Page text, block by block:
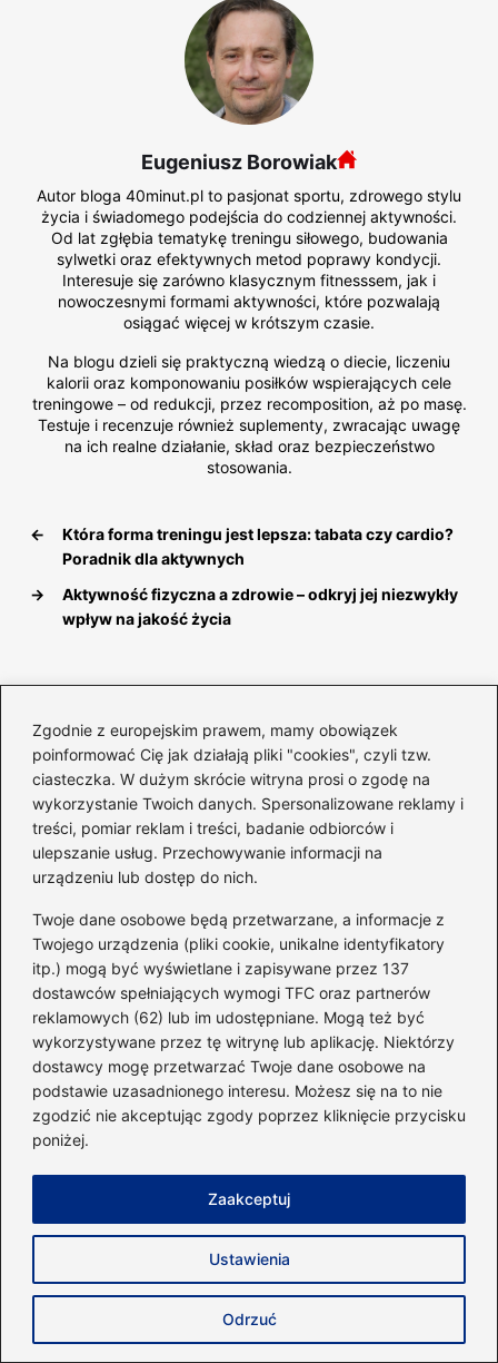
Zgodnie z europejskim prawem, mamy obowiązek
poinformować Cię jak działają pliki "cookies", czyli tzw.
ciasteczka. W dużym skrócie witryna prosi o zgodę na
wykorzystanie Twoich danych. Spersonalizowane reklamy i
treści, pomiar reklam i treści, badanie odbiorców i
ulepszanie usług. Przechowywanie informacji na
urządzeniu lub dostęp do nich.
Twoje dane osobowe będą przetwarzane, a informacje z
Twojego urządzenia (pliki cookie, unikalne identyfikatory
itp.) mogą być wyświetlane i zapisywane przez 137
dostawców spełniających wymogi TFC oraz partnerów
reklamowych (62) lub im udostępniane. Mogą też być
wykorzystywane przez tę witrynę lub aplikację. Niektórzy
dostawcy mogę przetwarzać Twoje dane osobowe na
podstawie uzasadnionego interesu. Możesz się na to nie
zgodzić nie akceptując zgody poprzez kliknięcie przycisku
poniżej.
Ustawienia
Odrzuć
Zaakceptuj
Eugeniusz Borowiak
Autor bloga 40minut.pl to pasjonat sportu, zdrowego stylu
życia i świadomego podejścia do codziennej aktywności.
Od lat zgłębia tematykę treningu siłowego, budowania
sylwetki oraz efektywnych metod poprawy kondycji.
Interesuje się zarówno klasycznym fitnesssem, jak i
nowoczesnymi formami aktywności, które pozwalają
osiągać więcej w krótszym czasie.
Na blogu dzieli się praktyczną wiedzą o diecie, liczeniu
kalorii oraz komponowaniu posiłków wspierających cele
treningowe – od redukcji, przez recomposition, aż po masę.
Testuje i recenzuje również suplementy, zwracając uwagę
na ich realne działanie, skład oraz bezpieczeństwo
stosowania.
←
Która forma treningu jest lepsza: tabata czy cardio?
Poradnik dla aktywnych
→
Aktywność fizyczna a zdrowie – odkryj jej niezwykły
wpływ na jakość życia
Dodaj komentarz
Twój adres email nie zostanie opublikowany.
Wymagane pola są oznaczone*
Komentarz*
Nazwa*
Adres email*
Witryna internetowa
Zapamiętaj moje dane w tej przeglądarce
podczas pisania kolejnych komentarzy.